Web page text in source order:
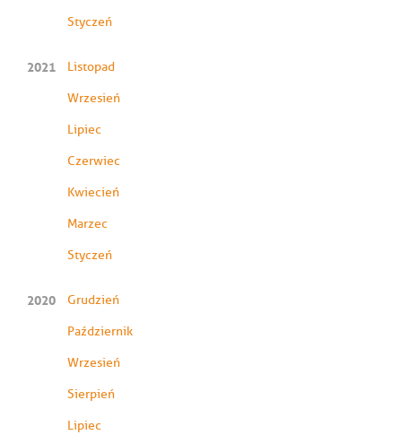
Styczeń
2021 Listopad
Wrzesień
Lipiec
Czerwiec
Kwiecień
Marzec
Styczeń
2020 Grudzień
Październik
Wrzesień
Sierpień
Lipiec